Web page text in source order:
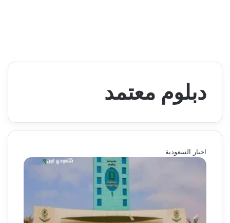
دبلوم معتمد
اخبار السعودية